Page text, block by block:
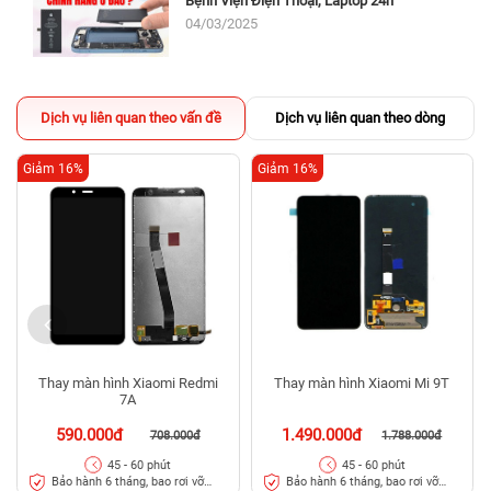
04/03/2025
Dịch vụ liên quan theo vấn đề Dịch vụ liên quan theo dòng
Thay màn hình Xiaomi Redmi
7A
590.000đ 708.000đ
Giảm 16%
45 - 60 phút
Bảo hành 6 tháng, bao rơi vỡ
Thay màn hình Xiaomi Mi 9T
1.490.000đ 1.788.000đ
Giảm 16%
45 - 60 phút
Bảo hành 6 tháng, bao rơi vỡ